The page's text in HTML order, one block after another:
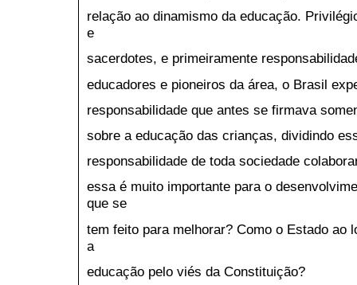
relação ao dinamismo da educação.
e
sacerdotes, e primeiramente
educadores e pioneiros da área, o Brasil
responsabilidade que antes se firmava
sobre a educação das crianças, dividindo
responsabilidade de toda sociedade
essa é muito importante para o
que se
tem feito para melhorar? Como o Estado ao
a
educação pelo viés da Constituição?